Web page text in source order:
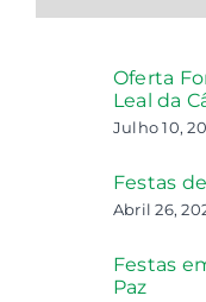
Oferta
Leal da
Julho 10,
Festas
Abril 26,
Festas
Paz